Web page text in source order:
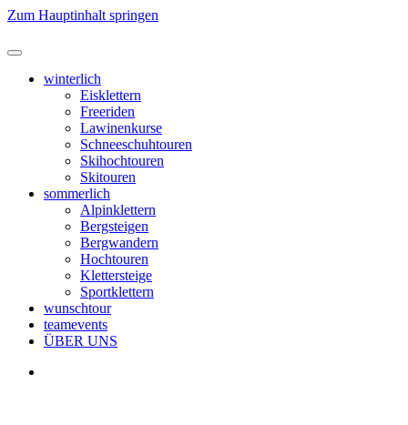
Zum Hauptinhalt springen
winterlich
Eisklettern
Freeriden
Lawinenkurse
Schneeschuhtouren
Skihochtouren
Skitouren
sommerlich
Alpinklettern
Bergsteigen
Bergwandern
Hochtouren
Klettersteige
Sportklettern
wunschtour
teamevents
ÜBER UNS